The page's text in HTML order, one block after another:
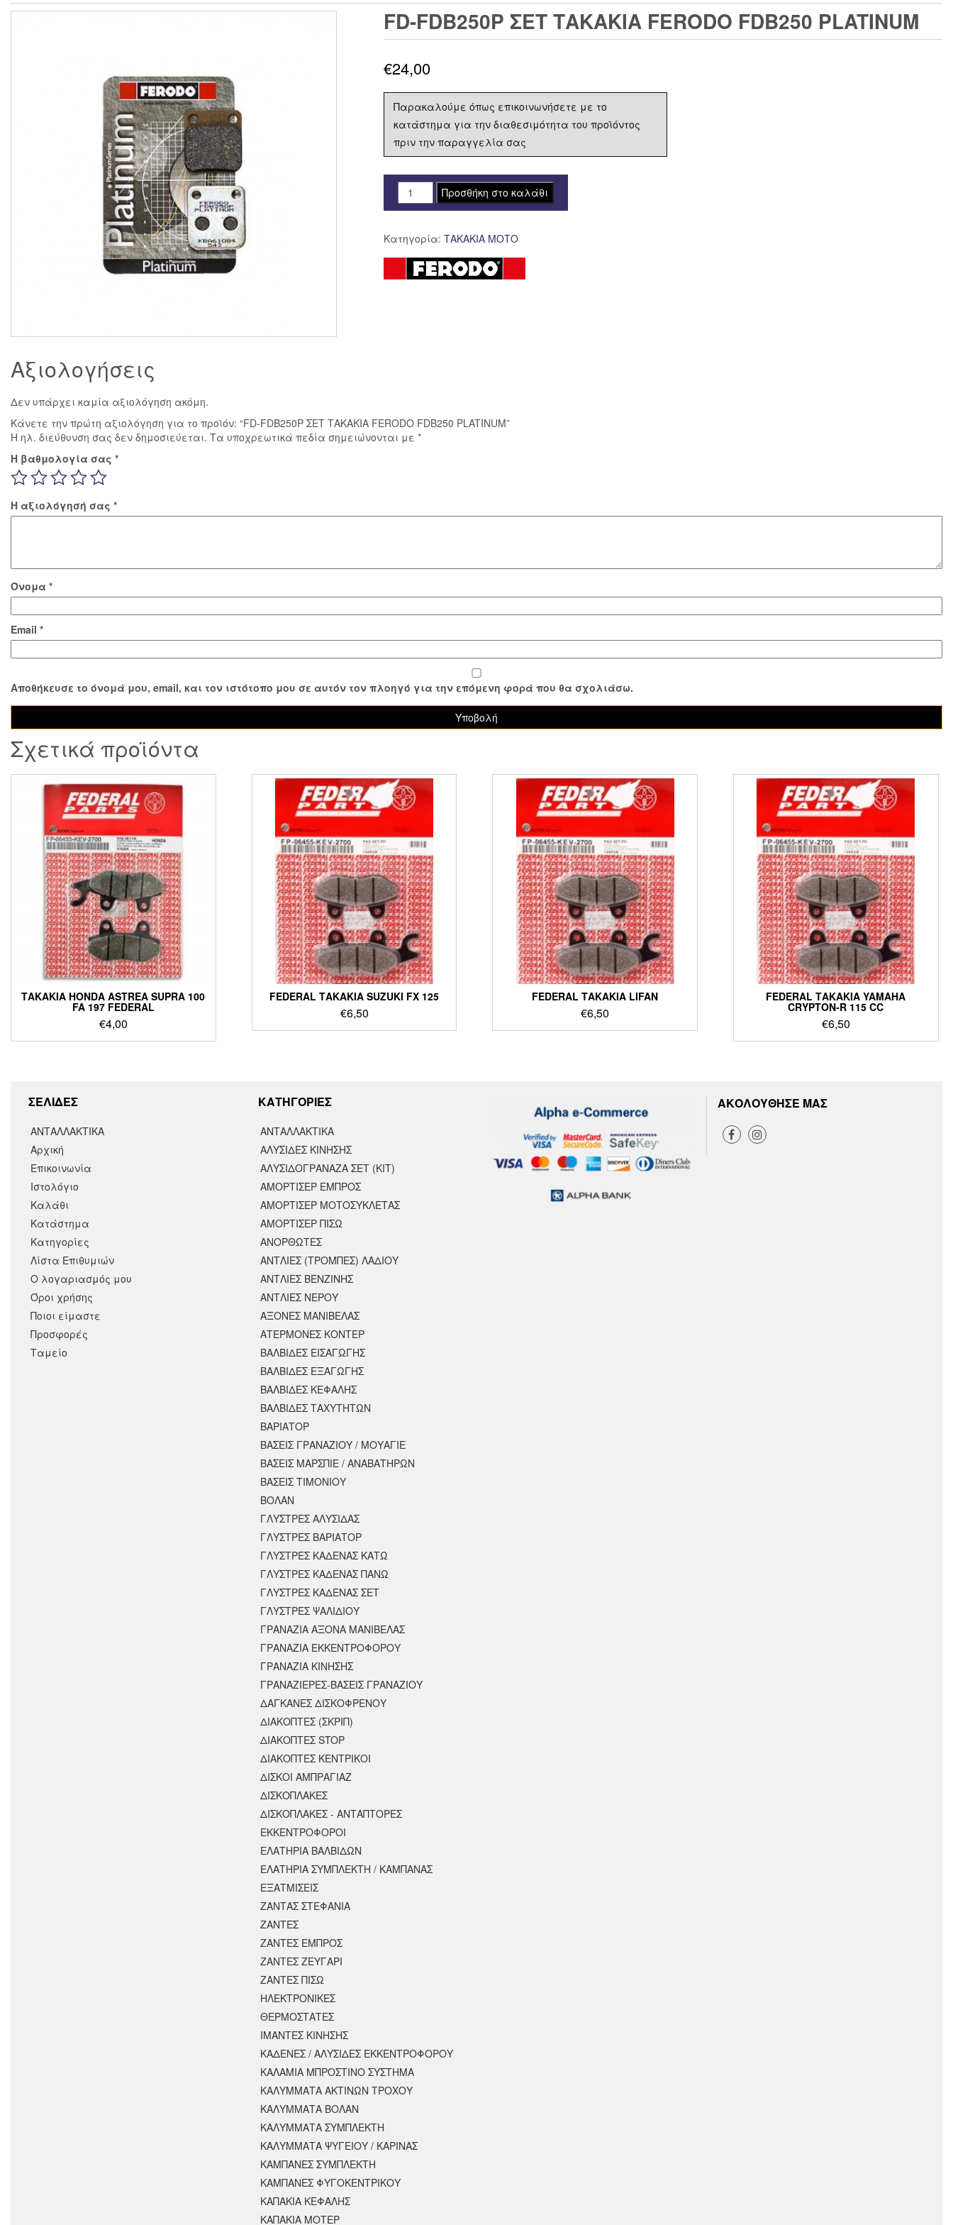
FD-FDB250P ΣΕΤ ΤΑΚΑΚΙΑ FERODO FDB250 PLATINUM
€24,00
Παρακαλούμε όπως επικοινωνήσετε με το
κατάστημα για την διαθεσιμότητα του προϊόντος
πριν την παραγγελία σας
FD-
FDB250P
ΤΑΚΑΚΙΑ
FERODO
FDB250
Προσθήκη στο καλάθι
Κατηγορία: ΤΑΚΑΚΙΑ ΜΟΤΟ
Αξιολογήσεις
Δεν υπάρχει καμία αξιολόγηση ακόμη.
Κάνετε την πρώτη αξιολόγηση για το προϊόν: “FD-FDB250P ΣΕΤ ΤΑΚΑΚΙΑ FERODO FDB250 PLATINUM”
Η ηλ. διεύθυνση σας δεν δημοσιεύεται. Τα υποχρεωτικά πεδία σημειώνονται με *
Η βαθμολογία σας *
Η αξιολόγησή σας *
Όνομα *
Email *
Αποθήκευσε το όνομά μου, email, και τον ιστότοπο μου σε αυτόν τον πλοηγό για την επόμενη φορά που θα σχολιάσω.
Σχετικά προϊόντα
ΤΑΚΑΚΙΑ HONDA ASTREA SUPRA 100
FA 197 FEDERAL
€4,00
FEDERAL ΤΑΚΑΚΙΑ SUZUKI FX 125
€6,50
FEDERAL ΤΑΚΑΚΙΑ LIFAN
€6,50
FEDERAL ΤΑΚΑΚΙΑ YAMAHA
CRYPTON-R 115 CC
€6,50
ΣΕΛΙΔΕΣ
ΑΝΤΑΛΛΑΚΤΙΚΑ
Αρχική
Επικοινωνία
Ιστολόγιο
Καλάθι
Κατάστημα
Κατηγορίες
Λίστα Επιθυμιών
Ο λογαριασμός μου
Όροι χρήσης
Ποιοι είμαστε
Προσφορές
Ταμείο
KΑΤΗΓΟΡΙΕΣ
ΑΝΤΑΛΛΑΚΤΙΚΆ
ΑΛΥΣΙΔΕΣ ΚΙΝΗΣΗΣ
ΑΛΥΣΙΔΟΓΡΑΝΑΖΑ ΣΕΤ (ΚΙΤ)
ΑΜΟΡΤΙΣΕΡ ΕΜΠΡΟΣ
ΑΜΟΡΤΙΣΈΡ ΜΟΤΟΣΥΚΛΈΤΑΣ
ΑΜΟΡΤΙΣΕΡ ΠΙΣΩ
ΑΝΟΡΘΩΤΕΣ
ΑΝΤΛΙΕΣ (ΤΡΟΜΠΕΣ) ΛΑΔΙΟΥ
ΑΝΤΛΙΕΣ ΒΕΝΖΙΝΗΣ
ΑΝΤΛΙΕΣ ΝΕΡΟΥ
ΑΞΟΝΕΣ ΜΑΝΙΒΕΛΑΣ
ΑΤΕΡΜΟΝΕΣ ΚΟΝΤΕΡ
ΒΑΛΒΙΔΕΣ ΕΙΣΑΓΩΓΗΣ
ΒΑΛΒΙΔΕΣ ΕΞΑΓΩΓΗΣ
ΒΑΛΒΙΔΕΣ ΚΕΦΑΛΗΣ
ΒΑΛΒΙΔΕΣ ΤΑΧΥΤΗΤΩΝ
ΒΑΡΙΑΤΟΡ
ΒΑΣΕΙΣ ΓΡΑΝΑΖΙΟΥ / ΜΟΥΑΓΙΕ
ΒΑΣΕΙΣ ΜΑΡΣΠΙΕ / ΑΝΑΒΑΤΗΡΩΝ
ΒΑΣΕΙΣ ΤΙΜΟΝΙΟΥ
ΒΟΛΑΝ
ΓΛΥΣΤΡΕΣ ΑΛΥΣΙΔΑΣ
ΓΛΥΣΤΡΕΣ ΒΑΡΙΑΤΟΡ
ΓΛΥΣΤΡΕΣ ΚΑΔΕΝΑΣ ΚΑΤΩ
ΓΛΥΣΤΡΕΣ ΚΑΔΕΝΑΣ ΠΑΝΩ
ΓΛΥΣΤΡΕΣ ΚΑΔΕΝΑΣ ΣΕΤ
ΓΛΥΣΤΡΕΣ ΨΑΛΙΔΙΟΥ
ΓΡΑΝΑΖΙΑ ΑΞΟΝΑ ΜΑΝΙΒΕΛΑΣ
ΓΡΑΝΑΖΙΑ ΕΚΚΕΝΤΡΟΦΟΡΟΥ
ΓΡΑΝΑΖΙΑ ΚΙΝΗΣΗΣ
ΓΡΑΝΑΖΙΕΡΕΣ-ΒΑΣΕΙΣ ΓΡΑΝΑΖΙΟΥ
ΔΑΓΚΑΝΕΣ ΔΙΣΚΟΦΡΕΝΟΥ
ΔΙΑΚΟΠΤΕΣ (ΣΚΡΙΠ)
ΔΙΑΚΟΠΤΕΣ STOP
ΔΙΑΚΟΠΤΕΣ ΚΕΝΤΡΙΚΟΙ
ΔΙΣΚΟΙ ΑΜΠΡΑΓΙΑΖ
ΔΙΣΚΟΠΛΑΚΕΣ
ΔΙΣΚΟΠΛΑΚΕΣ - ΑΝΤΑΠΤΟΡΕΣ
ΕΚΚΕΝΤΡΟΦΟΡΟΙ
ΕΛΑΤΗΡΙΑ ΒΑΛΒΙΔΩΝ
ΕΛΑΤΗΡΙΑ ΣΥΜΠΛΕΚΤΗ / ΚΑΜΠΑΝΑΣ
ΕΞΑΤΜΙΣΕΙΣ
ΖΑΝΤΑΣ ΣΤΕΦΑΝΙΑ
ΖΑΝΤΕΣ
ΖΑΝΤΕΣ ΕΜΠΡΟΣ
ΖΑΝΤΕΣ ΖΕΥΓΑΡΙ
ΖΑΝΤΕΣ ΠΙΣΩ
ΗΛΕΚΤΡΟΝΙΚΕΣ
ΘΕΡΜΟΣΤΑΤΕΣ
ΙΜΑΝΤΕΣ ΚΙΝΗΣΗΣ
ΚΑΔΕΝΕΣ / ΑΛΥΣΙΔΕΣ ΕΚΚΕΝΤΡΟΦΟΡΟΥ
ΚΑΛΑΜΙΑ ΜΠΡΟΣΤΙΝΟ ΣΥΣΤΗΜΑ
ΚΑΛΥΜΜΑΤΑ ΑΚΤΙΝΩΝ ΤΡΟΧΟΥ
ΚΑΛΥΜΜΑΤΑ ΒΟΛΑΝ
ΚΑΛΥΜΜΑΤΑ ΣΥΜΠΛΕΚΤΗ
ΚΑΛΥΜΜΑΤΑ ΨΥΓΕΙΟΥ / ΚΑΡΙΝΑΣ
ΚΑΜΠΑΝΕΣ ΣΥΜΠΛΕΚΤΗ
ΚΑΜΠΑΝΕΣ ΦΥΓΟΚΕΝΤΡΙΚΟΥ
ΚΑΠΑΚΙΑ ΚΕΦΑΛΗΣ
ΚΑΠΑΚΙΑ ΜΟΤΕΡ
ΑΚΟΛΟΥΘΗΣΕ ΜΑΣ